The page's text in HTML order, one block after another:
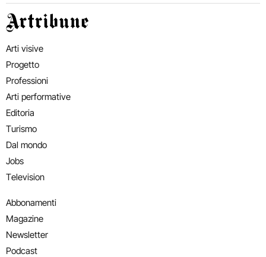
Artribune
Arti visive
Progetto
Professioni
Arti performative
Editoria
Turismo
Dal mondo
Jobs
Television
Abbonamenti
Magazine
Newsletter
Podcast